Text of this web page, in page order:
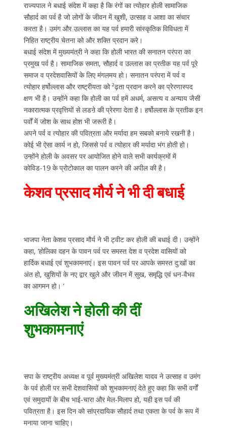
राज्यपाल ने बधाई संदेश में कहा है कि रंगों का त्योहार होली सामाजिक
सौहार्द का पर्व है जो लोगों के जीवन में खुशी, उत्साह व आशा का संचार
करता है। उमंग और उल्लास का यह पर्व हमारी सांस्कृतिक विविधता में
निहित राष्ट्रीय चेतना को और शक्ति प्रदान करे।
बधाई संदेश में मुख्यमंत्री ने कहा कि होली भारत की सनातन परंपरा का
प्रमुख पर्व है। सामाजिक समता, सौहार्द व उल्लास का प्रतीक यह पर्व पूरे
समाज व प्रदेशवासियों के लिए मंगलमय हो। सनातन परंपरा में पर्व व
त्योहार हर्षोल्लास और राष्ट्रीयता को ²ढ़ता प्रदान करने का प्रेरणास्पद
क्षण भी है। उन्होंने कहा कि होली का पर्व हमें अधर्म, असत्य व अन्याय जैसी
नकारात्मक प्रवृत्तियों से लडऩे की प्रेरणा देता है। हर्षोल्लास के प्रतीक इन
पर्वों में जोश के साथ होश भी जरूरी है।
अपने पर्व व त्योहार की पवित्रता और मर्यादा हम सबको बनाये रखनी है।
कोई भी ऐसा कार्य न हो, जिससे पर्व व त्योहार की मर्यादा भंग होती हो।
उन्होंने होली के अवसर पर आयोजित होने वाले सभी कार्यक्रमों में
कोविड-19 के प्रोटोकाल का पालन करने की अपील की है।
केशव प्रसाद मौर्य ने भी दी बधाई
भाजपा नेता केशव प्रसाद मौर्य ने भी ट्वीट कर होली की बधाई दी। उन्होंने
कहा, ‘होलिका दहन के पावन पर्व पर समस्त देश व प्रदेश वासियों को
हार्दिक बधाई एवं शुभकामनाएं। इस पावन पर्व पर आपके समस्त दु:खों का
अंत हो, खुशियों के नए द्वार खुले और जीवन में सुख, समृद्धि एवं धन-वैभव
का आगमन हो। ‘
अखिलेश ने होली की दीं
शुभकामनाएं
सपा के राष्ट्रीय अध्यक्ष व पूर्व मुख्यमंत्री अखिलेश यादव ने उत्साह व उमंग
के पर्व होली पर सभी देशवासियों को शुभकामनाएं देते हुए कहा कि सभी वर्गों
एवं समुदायों के बीच भाई-चारा और मेल-मिलाप हो, यही इस पर्व की
पवित्रता है। इस दिन को सांप्रदायिक सौहार्द तथा एकता के पर्व के रूप में
मनाया जाना चाहिए।